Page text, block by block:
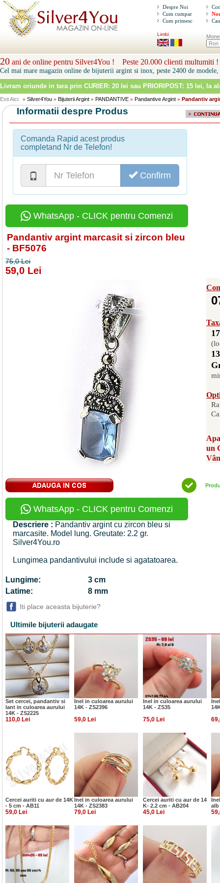
Despre Noi
Cum cumpar
Cum primesc
Limbi
20 ani de online pentru Silver4You ! Peste 20.000 clienti multumiti !
Cel mai mare magazin online de bijuterii argint si inox, peste 2400 de modele,
Livram oriunde in tara prin CURIER: 20 lei sau PRIORIPOST: 15 lei, la
Esti Aici: » Silver4You » Bijuterii Argint » PANDANTIVE » Pandantive Argint » Pandantiv
Informatii despre Produs
Comanda Rapid acest produs
completand Nr de Telefon!
Confirm
WhatsApp - CLICK pentru Comenzi
Pandantiv argint marcasit si zircon bleu
- BF5076
75,0 Lei
59,0 Lei
un
WhatsApp - CLICK pentru Comenzi
Descriere : Pandantiv argint cu zircon bleu si
marcasite. Model lung. Greutate: 2.2 gr.
Silver4You.ro
Lungimea pandantivului include si agatatoarea.
Lungime:
3 cm
Latime:
8 mm
Iti place aceasta bijuterie?
Ultimile bijuterii adaugate
Set cercei, pandantiv si
lant in culoarea aurului
14K - ZS2225
Inel in culoarea aurului
14K - ZS2396
Inel in culoarea aurului
14K - ZS35
110,0 Lei 59,0 Lei 75,0 Lei
Cercei auriti cu aur de 14K
- 5 cm - AB11
Inel in culoarea aurului
14K - ZS2383
Cercei auriti cu aur de 14
K- 2.2 cm - AB204
alb
59,0 Lei 79,0 Lei 45,0 Lei